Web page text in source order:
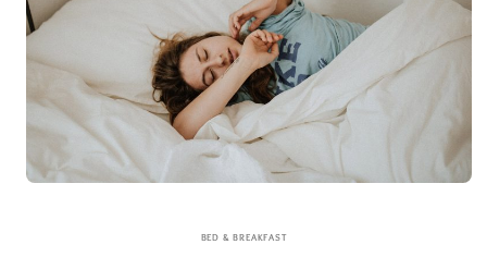
BED & BREAKFAST